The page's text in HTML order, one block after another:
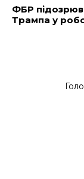
ФБР
Трампа у